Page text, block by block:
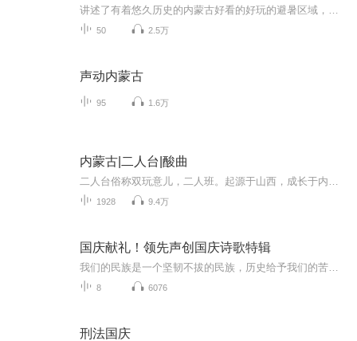
50 2.5万
声动内蒙古
95 1.6万
内蒙古|二人台|酸曲
1928 9.4万
国庆献礼！领先声创国庆诗歌特辑
8 6076
刑法国庆